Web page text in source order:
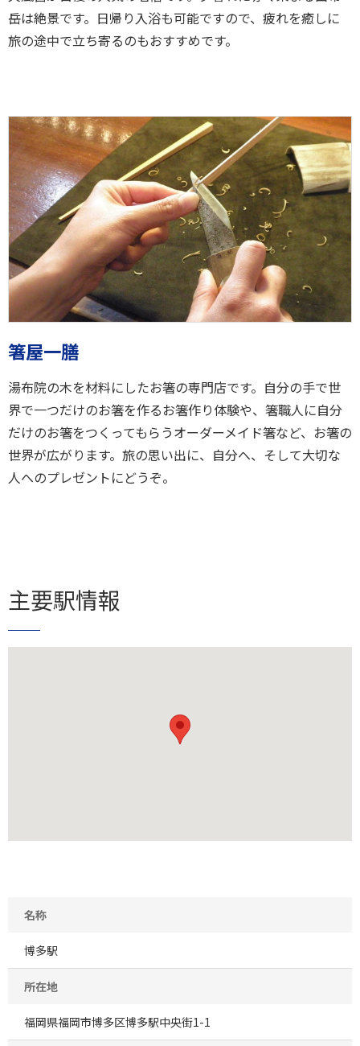
岳は絶景です。日帰り入浴も可能ですので、疲れを癒しに
旅の途中で立ち寄るのもおすすめです。
箸屋一膳
湯布院の木を材料にしたお箸の専門店です。自分の手で世
界で一つだけのお箸を作るお箸作り体験や、箸職人に自分
だけのお箸をつくってもらうオーダーメイド箸など、お箸の
世界が広がります。旅の思い出に、自分へ、そして大切な
人へのプレゼントにどうぞ。
主要駅情報
名称
博多駅
所在地
福岡県福岡市博多区博多駅中央街1-1